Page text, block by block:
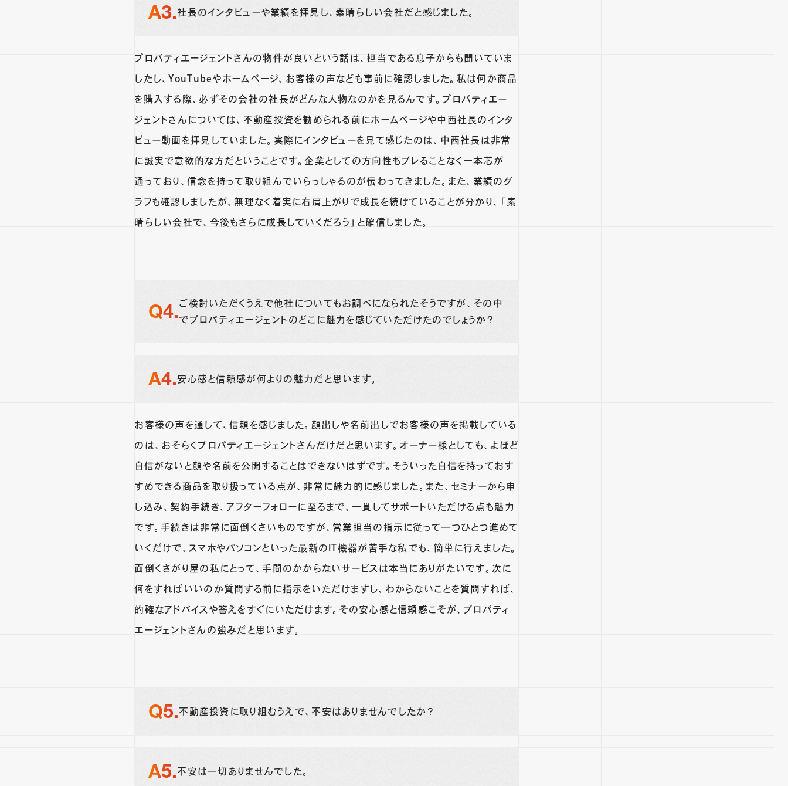
社長のインタビューや業績を拝見し、素晴らしい会社だと感じました。
プロパティエージェントさんの物件が良いという話は、担当である息子からも聞いていま
したし、YouTubeやホームページ、お客様の声なども事前に確認しました。私は何か商品
を購入する際、必ずその会社の社長がどんな人物なのかを見るんです。プロパティエー
ジェントさんについては、不動産投資を勧められる前にホームページや中西社長のインタ
ビュー動画を拝見していました。実際にインタビューを見て感じたのは、中西社長は非常
に誠実で意欲的な方だということです。企業としての方向性もブレることなく一本芯が
通っており、信念を持って取り組んでいらっしゃるのが伝わってきました。また、業績のグ
ラフも確認しましたが、無理なく着実に右肩上がりで成長を続けていることが分かり、「素
晴らしい会社で、今後もさらに成長していくだろう」と確信しました。
ご検討いただくうえで他社についてもお調べになられたそうですが、その中
でプロパティエージェントのどこに魅力を感じていただけたのでしょうか？
安心感と信頼感が何よりの魅力だと思います。
お客様の声を通して、信頼を感じました。顔出しや名前出しでお客様の声を掲載している
のは、おそらくプロパティエージェントさんだけだと思います。オーナー様としても、よほど
自信がないと顔や名前を公開することはできないはずです。そういった自信を持っておす
すめできる商品を取り扱っている点が、非常に魅力的に感じました。また、セミナーから申
し込み、契約手続き、アフターフォローに至るまで、一貫してサポートいただける点も魅力
です。手続きは非常に面倒くさいものですが、営業担当の指示に従って一つひとつ進めて
いくだけで、スマホやパソコンといった最新のIT機器が苦手な私でも、簡単に行えました。
面倒くさがり屋の私にとって、手間のかからないサービスは本当にありがたいです。次に
何をすればいいのか質問する前に指示をいただけますし、わからないことを質問すれば、
的確なアドバイスや答えをすぐにいただけます。その安心感と信頼感こそが、プロパティ
エージェントさんの強みだと思います。
不動産投資に取り組むうえで、不安はありませんでしたか？
不安は一切ありませんでした。